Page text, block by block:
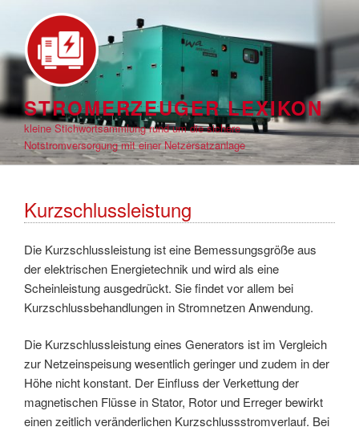
springen
STROMERZEUGER LEXIKON
kleine Stichwortsammlung rund um die sichere
Notstromversorgung mit einer Netzersatzanlage
Kurzschlussleistung
Die Kurzschlussleistung ist eine Bemessungsgröße aus
der elektrischen Energietechnik und wird als eine
Scheinleistung ausgedrückt. Sie findet vor allem bei
Kurzschlussbehandlungen in Stromnetzen Anwendung.
Die Kurzschlussleistung eines Generators ist im Vergleich
zur Netzeinspeisung wesentlich geringer und zudem in der
Höhe nicht konstant. Der Einfluss der Verkettung der
magnetischen Flüsse in Stator, Rotor und Erreger bewirkt
einen zeitlich veränderlichen Kurzschlussstromverlauf. Bei